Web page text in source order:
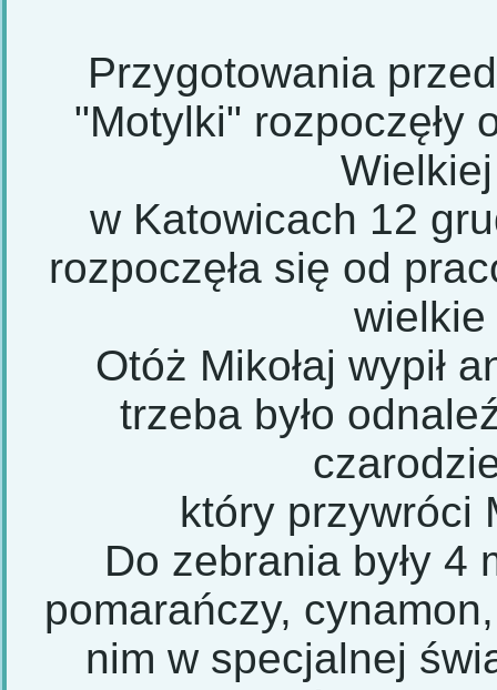
Przygotowania
"Motylki" rozpoczęły
w Katowicach 12
rozpoczęła się od
Otóż Mikołaj wypił
trzeba było
który przywróci
Do zebrania były 4
pomarańczy,
nim w specjalnej